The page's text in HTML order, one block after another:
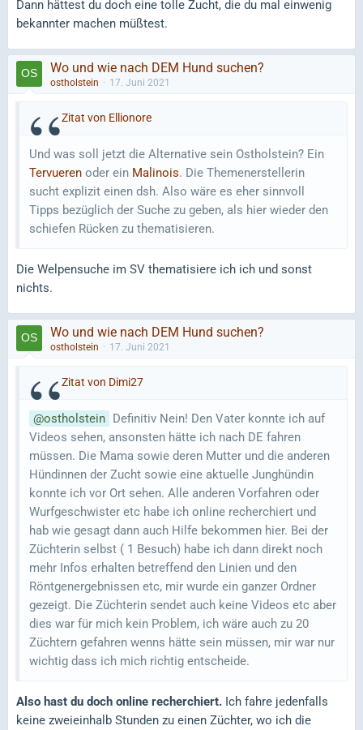
Dann hättest du doch eine tolle Zucht, die du mal einwenig
bekannter machen müßtest.
Wo und wie nach DEM Hund suchen?
ostholstein 17. Juni 2021
Zitat von Ellionore
Und was soll jetzt die Alternative sein Ostholstein? Ein
Tervueren oder ein Malinois. Die Themenerstellerin
sucht explizit einen dsh. Also wäre es eher sinnvoll
Tipps bezüglich der Suche zu geben, als hier wieder den
schiefen Rücken zu thematisieren.
Die Welpensuche im SV thematisiere ich ich und sonst
nichts.
Wo und wie nach DEM Hund suchen?
ostholstein 17. Juni 2021
Zitat von Dimi27
ostholstein Definitiv Nein! Den Vater konnte ich auf
Videos sehen, ansonsten hätte ich nach DE fahren
müssen. Die Mama sowie deren Mutter und die anderen
Hündinnen der Zucht sowie eine aktuelle Junghündin
konnte ich vor Ort sehen. Alle anderen Vorfahren oder
Wurfgeschwister etc habe ich online recherchiert und
hab wie gesagt dann auch Hilfe bekommen hier. Bei der
Züchterin selbst ( 1 Besuch) habe ich dann direkt noch
mehr Infos erhalten betreffend den Linien und den
Röntgenergebnissen etc, mir wurde ein ganzer Ordner
gezeigt. Die Züchterin sendet auch keine Videos etc aber
dies war für mich kein Problem, ich wäre auch zu 20
Züchtern gefahren wenns hätte sein müssen, mir war nur
wichtig dass ich mich richtig entscheide.
Also hast du doch online recherchiert. Ich fahre jedenfalls
keine zweieinhalb Stunden zu einen Züchter, wo ich die